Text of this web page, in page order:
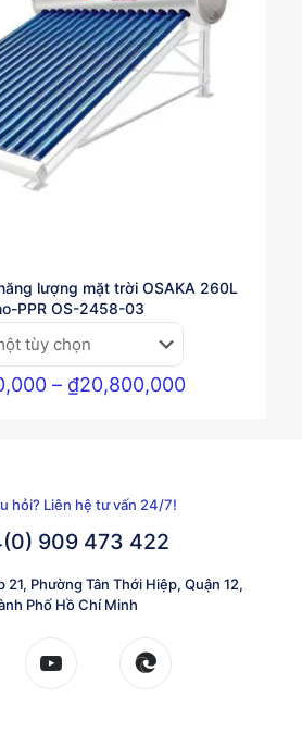
lượng mặt trời OSAKA 260L
PPR OS-2458-03
– ₫20,800,000Khoảng
hỏi? Liên hệ tư vấn 24/7!
909 473 422
21, Phường Tân Thới Hiệp, Quận 12,
Phố Hồ Chí Minh